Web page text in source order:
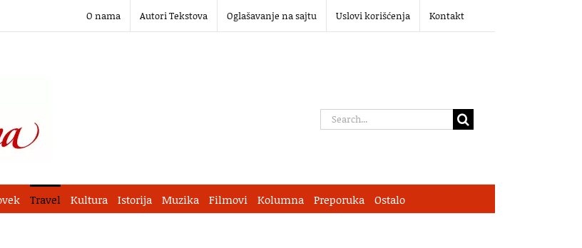
O nama Autori Tekstova Oglašavanje na sajtu Uslovi korišćenja Kontakt
Search
Travel Kultura Istorija Muzika Filmovi Kolumna Preporuka Ostalo